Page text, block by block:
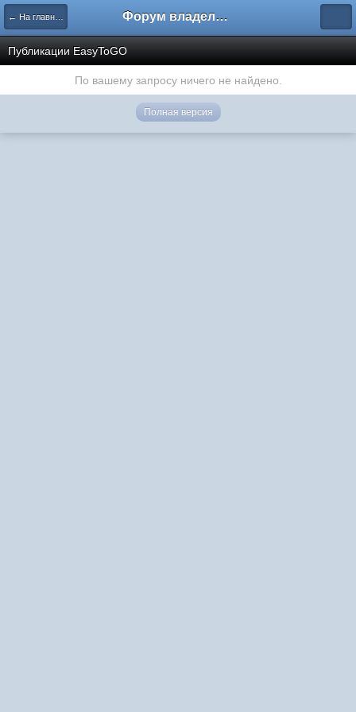
← На главную Форум владельцев интернет-магазинов
Публикации EasyToGO
По вашему запросу ничего не найдено.
Полная версия